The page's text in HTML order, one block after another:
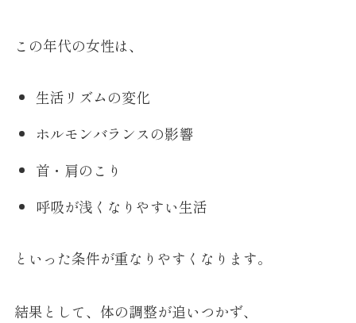
この年代の女性は、
生活リズムの変化
ホルモンバランスの影響
首・肩のこり
呼吸が浅くなりやすい生活
といった条件が重なりやすくなります。
結果として、体の調整が追いつかず、